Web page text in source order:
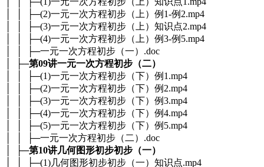
│ │ ├─(2)一元一次方程初步（上）例1-例2.mp4
│ │ ├─(3)一元一次方程初步（上）知识点2.mp4
│ │ ├─(4)一元一次方程初步（上）例3-例5.mp4
│ │ ├─一元一次方程初步（一）.doc
│ ├─第09讲一元一次方程初步（二）
│ │ ├─(1)一元一次方程初步（下）例1.mp4
│ │ ├─(2)一元一次方程初步（下）例2.mp4
│ │ ├─(3)一元一次方程初步（下）例3.mp4
│ │ ├─(4)一元一次方程初步（下）例4.mp4
│ │ ├─(5)一元一次方程初步（下）例5.mp4
│ │ ├─一元一次方程初步（二）.doc
│ ├─第10讲几何图形初步初步（一）
│ │ ├─(1)几何图形初步初步（一）知识点.mp4